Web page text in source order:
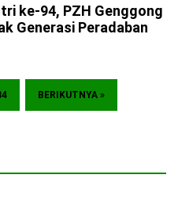
ke-94, PZH Genggong
Generasi Peradaban
BERIKUTNYA »